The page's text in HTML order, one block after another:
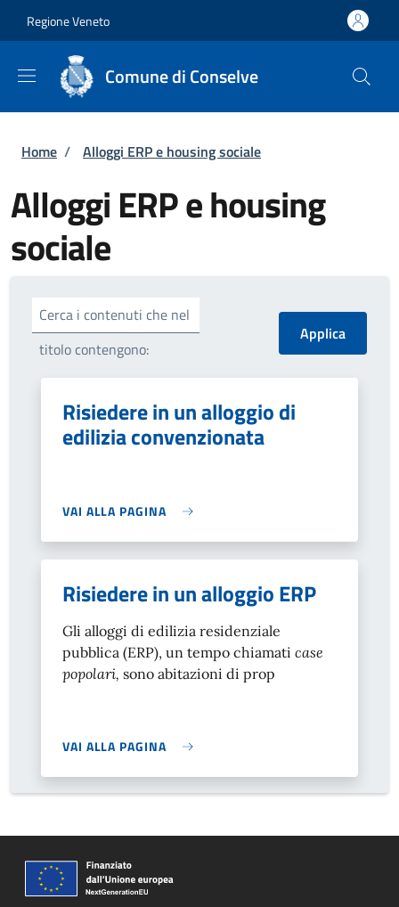
Regione Veneto
Comune di Conselve
Briciole di pane
Home / Alloggi ERP e housing sociale
Alloggi ERP e housing
sociale
Cerca i contenuti che nel
titolo contengono:
Risiedere in un alloggio di
edilizia convenzionata
VAI ALLA PAGINA
Risiedere in un alloggio ERP
Gli alloggi di edilizia residenziale
pubblica (ERP), un tempo chiamati case
popolari, sono abitazioni di prop
VAI ALLA PAGINA